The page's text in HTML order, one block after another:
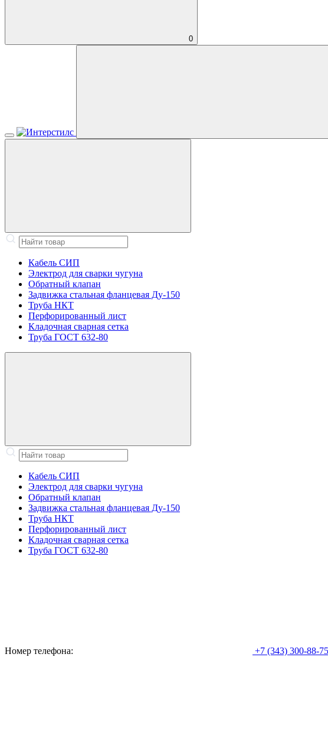
0
Кабель СИП
Электрод для сварки чугуна
Обратный клапан
Задвижка стальная фланцевая Ду-150
Труба НКТ
Перфорированный лист
Кладочная сварная сетка
Труба ГОСТ 632-80
Кабель СИП
Электрод для сварки чугуна
Обратный клапан
Задвижка стальная фланцевая Ду-150
Труба НКТ
Перфорированный лист
Кладочная сварная сетка
Труба ГОСТ 632-80
Номер телефона: +7 (343) 300-88-75